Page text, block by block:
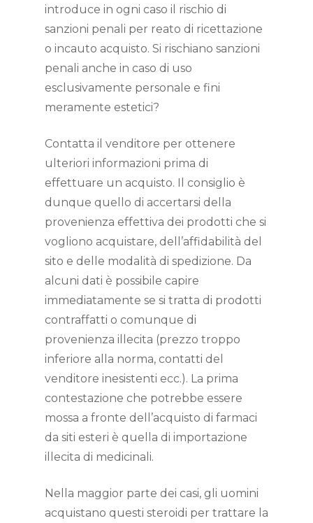
introduce in ogni caso il rischio di
sanzioni penali per reato di ricettazione
o incauto acquisto. Si rischiano sanzioni
penali anche in caso di uso
esclusivamente personale e fini
meramente estetici?
Contatta il venditore per ottenere
ulteriori informazioni prima di
effettuare un acquisto. Il consiglio è
dunque quello di accertarsi della
provenienza effettiva dei prodotti che si
vogliono acquistare, dell’affidabilità del
sito e delle modalità di spedizione. Da
alcuni dati è possibile capire
immediatamente se si tratta di prodotti
contraffatti o comunque di
provenienza illecita (prezzo troppo
inferiore alla norma, contatti del
venditore inesistenti ecc.). La prima
contestazione che potrebbe essere
mossa a fronte dell’acquisto di farmaci
da siti esteri è quella di importazione
illecita di medicinali.
Nella maggior parte dei casi, gli uomini
acquistano questi steroidi per trattare la